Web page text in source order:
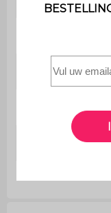
Fauteuil
Rugleuning